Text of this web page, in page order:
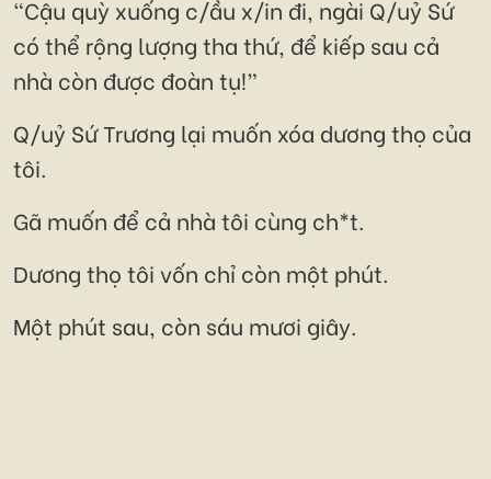
“Cậu quỳ xuống c/ầu x/in đi, ngài Q/uỷ Sứ
có thể rộng lượng tha thứ, để kiếp sau cả
nhà còn được đoàn tụ!”
Q/uỷ Sứ Trương lại muốn xóa dương thọ của
tôi.
Gã muốn để cả nhà tôi cùng ch*t.
Dương thọ tôi vốn chỉ còn một phút.
Một phút sau, còn sáu mươi giây.